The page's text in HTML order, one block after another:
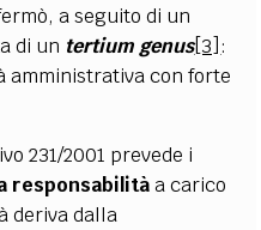
a seguito di un
di un tertium genus[3] :
amministrativa con forte
231/2001 prevede i
responsabilitàa carico
deriva dalla